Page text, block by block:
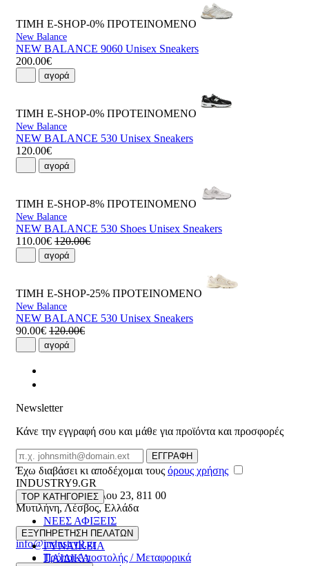
ΤΙΜΗ E-SHOP-0% ΠΡΟΤΕΙΝΟΜΕΝΟ
New Balance
NEW BALANCE 9060 Unisex Sneakers
200.00€
αγορά
ΤΙΜΗ E-SHOP-0% ΠΡΟΤΕΙΝΟΜΕΝΟ
New Balance
NEW BALANCE 530 Unisex Sneakers
120.00€
αγορά
ΤΙΜΗ E-SHOP-8% ΠΡΟΤΕΙΝΟΜΕΝΟ
New Balance
NEW BALANCE 530 Shoes Unisex Sneakers
110.00€ 120.00€
αγορά
ΤΙΜΗ E-SHOP-25% ΠΡΟΤΕΙΝΟΜΕΝΟ
New Balance
NEW BALANCE 530 Unisex Sneakers
90.00€ 120.00€
αγορά
Newsletter
Κάνε την εγγραφή σου και μάθε για προϊόντα και προσφορές
Email
ΕΓΓΡΑΦΗ
Έχω διαβάσει κι αποδέχομαι τους όρους χρήσης
INDUSTRY9.GR
Ελευθέριου Βενιζέλου 23, 811 00
Μυτιλήνη,Λέσβος,Ελλάδα
22510 55629
info@industry9.gr
TOP ΚΑΤΗΓΟΡΙΕΣ
ΝΕΕΣ ΑΦΙΞΕΙΣ
ΑΝΔΡΙΚΑ
ΓΥΝΑΙΚΕΙΑ
ΠΑΙΔΙΚΑ
ΕΞΥΠΗΡΕΤΗΣΗ ΠΕΛΑΤΩΝ
Τρόποι Αποστολής / Μεταφορικά